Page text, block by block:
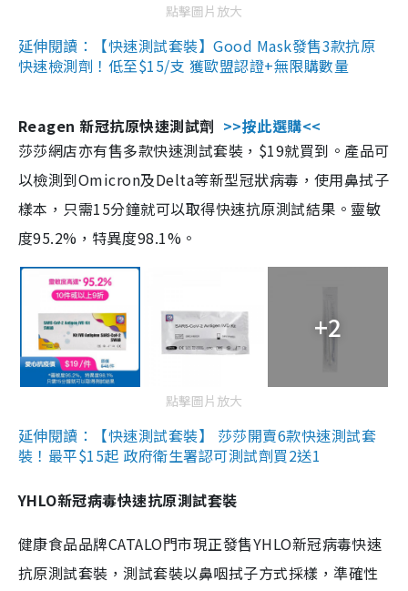
點擊圖片放大
延伸閱讀：【快速測試套裝】Good Mask發售3款抗原
快速檢測劑！低至$15/支 獲歐盟認證+無限購數量
Reagen 新冠抗原快速測試劑 >>按此選購<<
莎莎網店亦有售多款快速測試套裝，$19就買到。產品可
以檢測到Omicron及Delta等新型冠狀病毒，使用鼻拭子
樣本，只需15分鐘就可以取得快速抗原測試結果。靈敏
度95.2%，特異度98.1%。
+2
點擊圖片放大
延伸閱讀：【快速測試套裝】 莎莎開賣6款快速測試套
裝！最平$15起 政府衛生署認可測試劑買2送1
YHLO新冠病毒快速抗原測試套裝
健康食品品牌CATALO門市現正發售YHLO新冠病毒快速
抗原測試套裝，測試套裝以鼻咽拭子方式採樣，準確性